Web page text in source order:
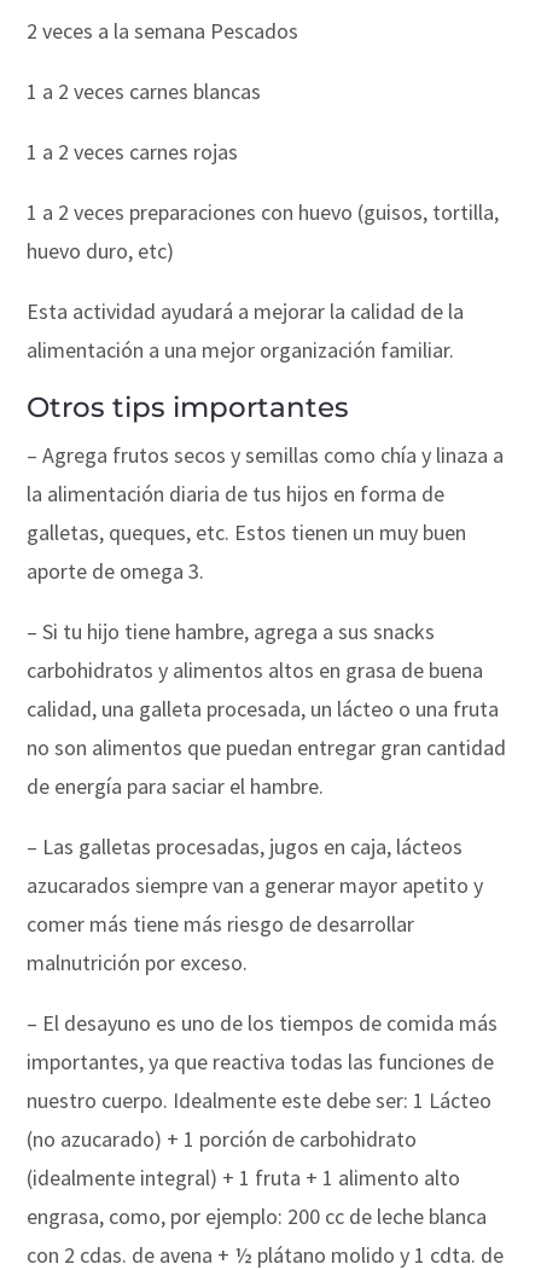
2 veces a la semana Pescados
1 a 2 veces carnes blancas
1 a 2 veces carnes rojas
1 a 2 veces preparaciones con huevo (guisos, tortilla,
huevo duro, etc)
Esta actividad ayudará a mejorar la calidad de la
alimentación a una mejor organización familiar.
Otros tips importantes
– Agrega frutos secos y semillas como chía y linaza a
la alimentación diaria de tus hijos en forma de
galletas, queques, etc. Estos tienen un muy buen
aporte de omega 3.
– Si tu hijo tiene hambre, agrega a sus snacks
carbohidratos y alimentos altos en grasa de buena
calidad, una galleta procesada, un lácteo o una fruta
no son alimentos que puedan entregar gran cantidad
de energía para saciar el hambre.
– Las galletas procesadas, jugos en caja, lácteos
azucarados siempre van a generar mayor apetito y
comer más tiene más riesgo de desarrollar
malnutrición por exceso.
– El desayuno es uno de los tiempos de comida más
importantes, ya que reactiva todas las funciones de
nuestro cuerpo. Idealmente este debe ser: 1 Lácteo
(no azucarado) + 1 porción de carbohidrato
(idealmente integral) + 1 fruta + 1 alimento alto
engrasa, como, por ejemplo: 200 cc de leche blanca
con 2 cdas. de avena + ½ plátano molido y 1 cdta. de